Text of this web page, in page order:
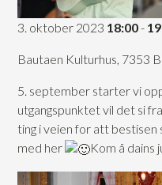
3. oktober 2023 18:00-
Bautaen Kulturhus, 7353
5. september starter vi
utgangspunktet vil det si
ting i veien for att bestisen
med her
Kom å dains